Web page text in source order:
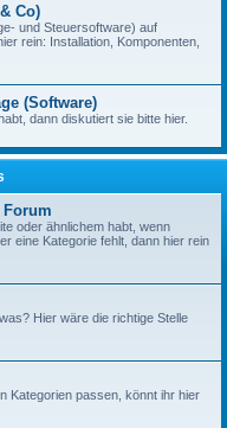
Co)
und Steuersoftware) auf
rein: Installation, Komponenten,
(Software)
dann diskutiert sie bitte hier.
oder ähnlichem habt, wenn
eine Kategorie fehlt, dann hier rein
Hier wäre die richtige Stelle
Kategorien passen, könnt ihr hier